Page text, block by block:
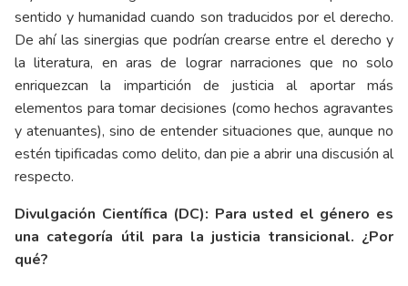
sentido y humanidad cuando son traducidos por el derecho.
De ahí las sinergias que podrían crearse entre el derecho y
la literatura, en aras de lograr narraciones que no solo
enriquezcan la impartición de justicia al aportar más
elementos para tomar decisiones (como hechos agravantes
y atenuantes), sino de entender situaciones que, aunque no
estén tipificadas como delito, dan pie a abrir una discusión al
respecto.
Divulgación Científica (DC): Para usted el género es
una categoría útil para la justicia transicional. ¿Por
qué?